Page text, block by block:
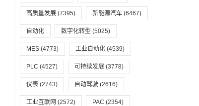
高质量发展 (7395) 新能源汽车 (6467)
自动化 数字化转型 (5025)
MES (4773) 工业自动化 (4539)
PLC (4527) 可持续发展 (3778)
仪表 (2743) 自动驾驶 (2616)
工业互联网 (2572) PAC (2354)